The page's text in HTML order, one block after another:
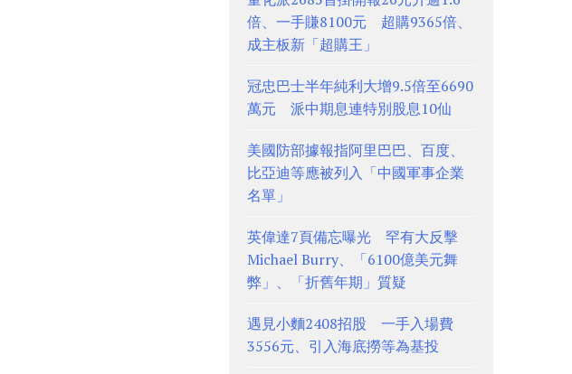
倍、一手賺8100元 超購9365倍、
成主板新「超購王」
冠忠巴士半年純利大增9.5倍至6690
萬元 派中期息連特別股息10仙
美國防部據報指阿里巴巴、百度、
比亞迪等應被列入「中國軍事企業
名單」
英偉達7頁備忘曝光 罕有大反擊
Michael Burry、「6100億美元舞
弊」、「折舊年期」質疑
遇見小麵2408招股 一手入場費
3556元、引入海底撈等為基投